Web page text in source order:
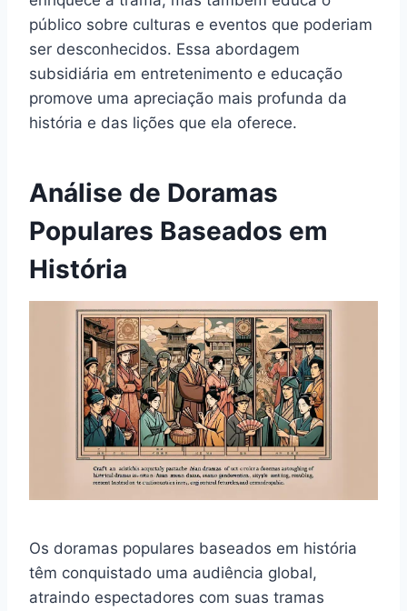
público sobre culturas e eventos que poderiam
ser desconhecidos. Essa abordagem
subsidiária em entretenimento e educação
promove uma apreciação mais profunda da
história e das lições que ela oferece.
Análise de Doramas
Populares Baseados em
História
Os doramas populares baseados em história
têm conquistado uma audiência global,
atraindo espectadores com suas tramas